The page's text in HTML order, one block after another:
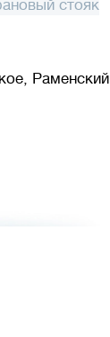
стояк
Раменский